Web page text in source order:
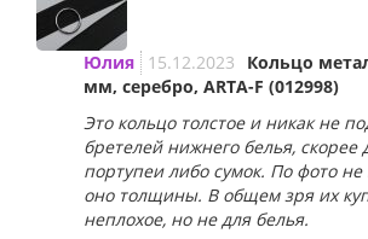
Юлия 15.12.2023
Кольцо
мм, серебро, ARTA-F (012998)
Это кольцо толстое и никак не
бретелей нижнего белья, скорее
портупеи либо сумок. По фото не
оно толщины. В общем зря их
неплохое, но не для белья.